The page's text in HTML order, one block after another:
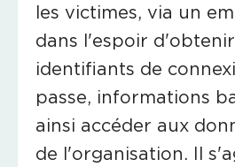
les victimes, via un
dans l'espoir
identifiants de
passe, informations
ainsi accéder aux
de l'organisation. Il